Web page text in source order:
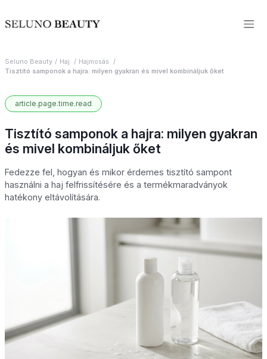
Seluno Beauty Haj
Hajmosás
Tisztító samponok a hajra: milyen gyakran és mivel kombináljuk őket
article.page.time.read
Tisztító samponok a hajra: milyen gyakran
és mivel kombináljuk őket
Fedezze fel, hogyan és mikor érdemes tisztító sampont
használni a haj felfrissítésére és a termékmaradványok
hatékony eltávolítására.